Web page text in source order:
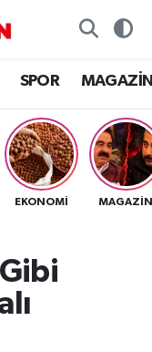
SPOR
EKONOMİ
Fikstür